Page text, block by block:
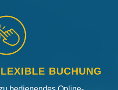
BUCHUNG